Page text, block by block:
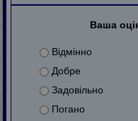
Ваша
Відмінно
Добре
Задовільно
Погано